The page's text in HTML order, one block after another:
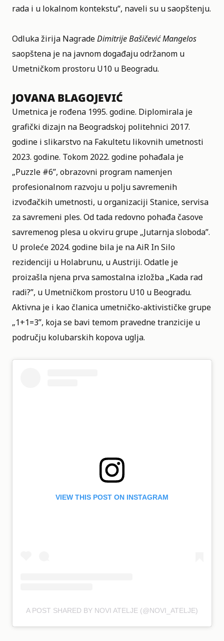
rada i u lokalnom kontekstu“, naveli su u saopštenju.
Odluka žirija NagradeDimitrije Bašičević Mangelos
saopštena je na javnom događaju održanom u
Umetničkom prostoru U10 u Beogradu.
JOVANA BLAGOJEVIĆ
Umetnica je rođena 1995. godine. Diplomirala je
grafički dizajn na Beogradskoj politehnici 2017.
godine i slikarstvo na Fakultetu likovnih umetnosti
2023. godine. Tokom 2022. godine pohađala je
„Puzzle #6”, obrazovni program namenjen
profesionalnom razvoju u polju savremenih
izvođačkih umetnosti, u organizaciji Stanice, servisa
za savremeni ples. Od tada redovno pohađa časove
savremenog plesa u okviru grupe „Jutarnja sloboda”.
U proleće 2024. godine bila je na AiR In Silo
rezidenciji u Holabrunu, u Austriji. Odatle je
proizašla njena prva samostalna izložba „Kada rad
radi?”, u Umetničkom prostoru U10 u Beogradu.
Aktivna je i kao članica umetničko-aktivističke grupe
„1+1=3”, koja se bavi temom pravedne tranzicije u
području kolubarskih kopova uglja.
VIEW THIS POST ON INSTAGRAM
A POST SHARED BY NOVI ATELJE (@NOVI_ATELJE)